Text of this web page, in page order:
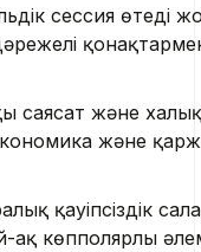
сессия өтеді
және
және
қауіпсіздік
көпполярлы